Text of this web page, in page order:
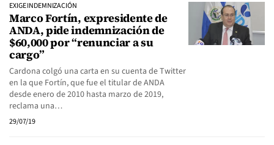
EXIGE INDEMNIZACIÓN
Marco Fortín, expresidente de
ANDA, pide indemnización de
$60,000 por “renunciar a su
cargo”
Cardona colgó una carta en su cuenta de Twitter
en la que Fortín, que fue el titular de ANDA
desde enero de 2010 hasta marzo de 2019,
reclama una…
29/07/19